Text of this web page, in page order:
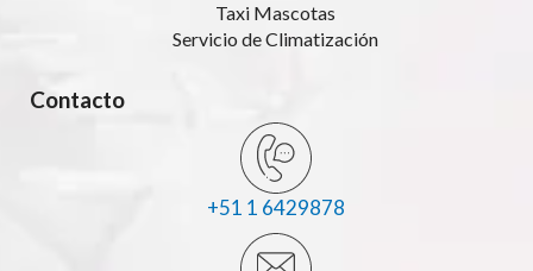
Taxi Mascotas
Servicio de Climatización
Contacto
+51 1 6429878